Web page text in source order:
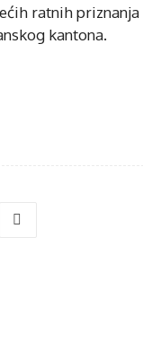
ratnih priznanja
kantona.